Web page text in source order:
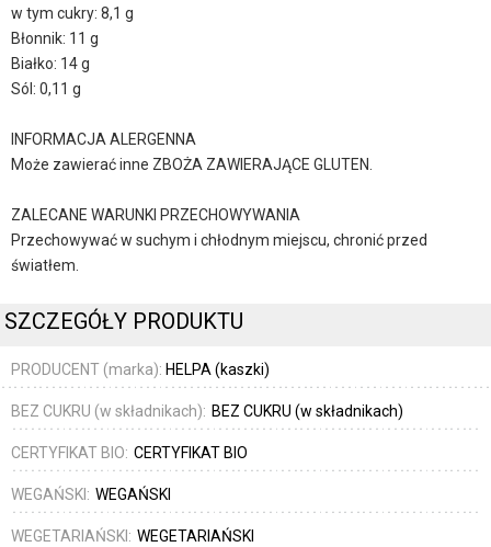
w tym cukry: 8,1 g
Błonnik: 11 g
Białko: 14 g
Sól: 0,11 g
INFORMACJA ALERGENNA
Może zawierać inne ZBOŻA ZAWIERAJĄCE GLUTEN.
ZALECANE WARUNKI PRZECHOWYWANIA
Przechowywać w suchym i chłodnym miejscu, chronić przed
światłem.
SZCZEGÓŁY PRODUKTU
PRODUCENT (marka): HELPA (kaszki)
BEZ CUKRU (w składnikach): BEZ CUKRU (w składnikach)
CERTYFIKAT BIO: CERTYFIKAT BIO
WEGAŃSKI: WEGAŃSKI
WEGETARIAŃSKI: WEGETARIAŃSKI